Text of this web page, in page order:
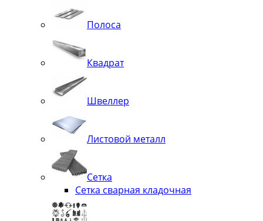
Полоса
Квадрат
Швеллер
Листовой металл
Сетка
Сетка сварная кладочная